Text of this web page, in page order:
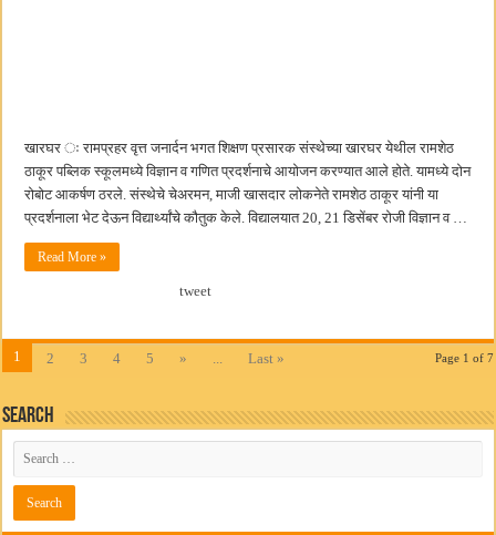
खारघर ः रामप्रहर वृत्त जनार्दन भगत शिक्षण प्रसारक संस्थेच्या खारघर येथील रामशेठ
ठाकूर पब्लिक स्कूलमध्ये विज्ञान व गणित प्रदर्शनाचे आयोजन करण्यात आले होते. यामध्ये दोन
रोबोट आकर्षण ठरले. संस्थेचे चेअरमन, माजी खासदार लोकनेते रामशेठ ठाकूर यांनी या
प्रदर्शनाला भेट देऊन विद्यार्थ्यांचे कौतुक केले. विद्यालयात 20, 21 डिसेंबर रोजी विज्ञान व …
Read More »
tweet
Page 1 of 7
1 2 3 4 5 » ... Last »
Search